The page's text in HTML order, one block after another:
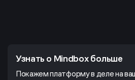
Узнать о Mindbox больше
Покажем платформу в деле на